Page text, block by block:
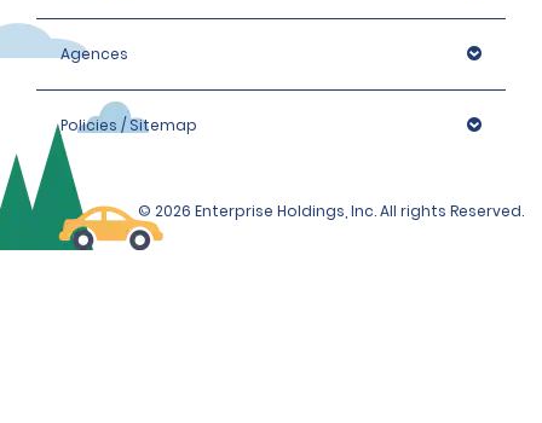
Agences
Policies / Sitemap
© 2026 Enterprise Holdings, Inc. All rights Reserved.